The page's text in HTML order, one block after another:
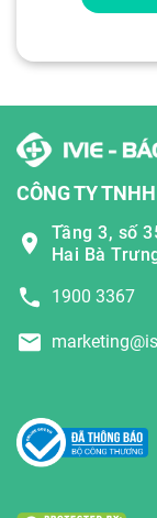
CÔNG TY
Tầng 3, số
Hai Bà
1900 3367